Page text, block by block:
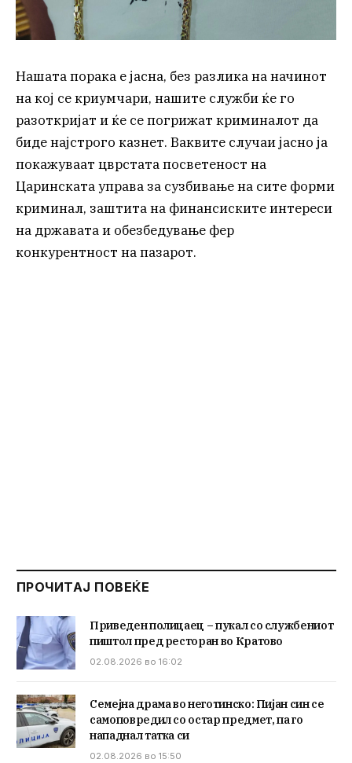
Нашата порака е јасна, без разлика на начинот
на кој се криумчари, нашите служби ќе го
разоткријат и ќе се погрижат криминалот да
биде најстрого казнет. Ваквите случаи јасно ја
покажуваат цврстата посветеност на
Царинската управа за сузбивање на сите форми
криминал, заштита на финансиските интереси
на државата и обезбедување фер
конкурентност на пазарот.
ПРОЧИТАЈ ПОВЕЌЕ
Приведен полицаец – пукал со службениот
пиштол пред ресторан во Кратово
02.08.2026 во 16:02
Семејна драма во неготинско: Пијан син се
самоповредил со остар предмет, па го
нападнал татка си
02.08.2026 во 15:50